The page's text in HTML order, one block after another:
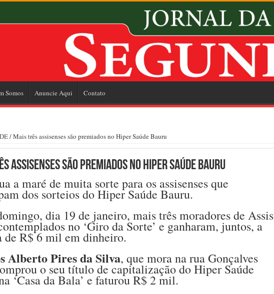
Somos Anuncie Aqui Contato
/Mais três assisenses são premiados no Hiper Saúde Bauru
assisenses são premiados no Hiper Saúde Bauru
a maré de muita sorte para os assisenses que
dos sorteios do Hiper Saúde Bauru.
dia 19 de janeiro, mais três moradores de Assis
no ‘Giro da Sorte’ e ganharam, juntos, a
de R$ 6 mil em dinheiro.
Alberto Pires da Silva, que mora na rua Gonçalves
o seu título de capitalização do Hiper Saúde
‘Casa da Bala’ e faturou R$ 2 mil.